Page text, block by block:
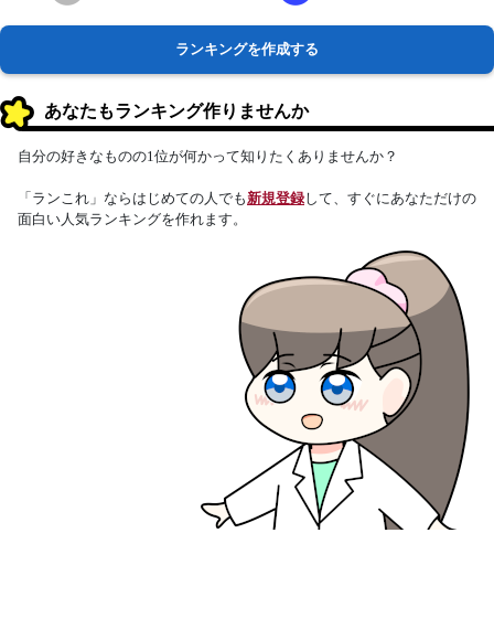
ランキングを作成する
あなたもランキング作りませんか
自分の好きなものの1位が何かって知りたくありませんか？
「ランこれ」ならはじめての人でも新規登録して、すぐにあなただけの
面白い人気ランキングを作れます。